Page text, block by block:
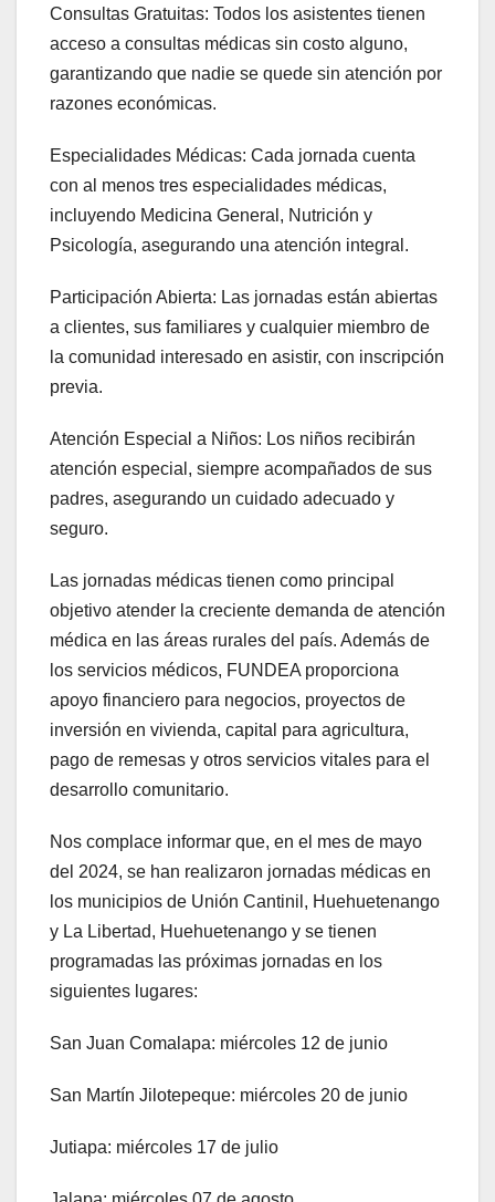
Consultas Gratuitas: Todos los asistentes tienen
acceso a consultas médicas sin costo alguno,
garantizando que nadie se quede sin atención por
razones económicas.
Especialidades Médicas: Cada jornada cuenta
con al menos tres especialidades médicas,
incluyendo Medicina General, Nutrición y
Psicología, asegurando una atención integral.
Participación Abierta: Las jornadas están abiertas
a clientes, sus familiares y cualquier miembro de
la comunidad interesado en asistir, con inscripción
previa.
Atención Especial a Niños: Los niños recibirán
atención especial, siempre acompañados de sus
padres, asegurando un cuidado adecuado y
seguro.
Las jornadas médicas tienen como principal
objetivo atender la creciente demanda de atención
médica en las áreas rurales del país. Además de
los servicios médicos, FUNDEA proporciona
apoyo financiero para negocios, proyectos de
inversión en vivienda, capital para agricultura,
pago de remesas y otros servicios vitales para el
desarrollo comunitario.
Nos complace informar que, en el mes de mayo
del 2024, se han realizaron jornadas médicas en
los municipios de Unión Cantinil, Huehuetenango
y La Libertad, Huehuetenango y se tienen
programadas las próximas jornadas en los
siguientes lugares:
San Juan Comalapa: miércoles 12 de junio
San Martín Jilotepeque: miércoles 20 de junio
Jutiapa: miércoles 17 de julio